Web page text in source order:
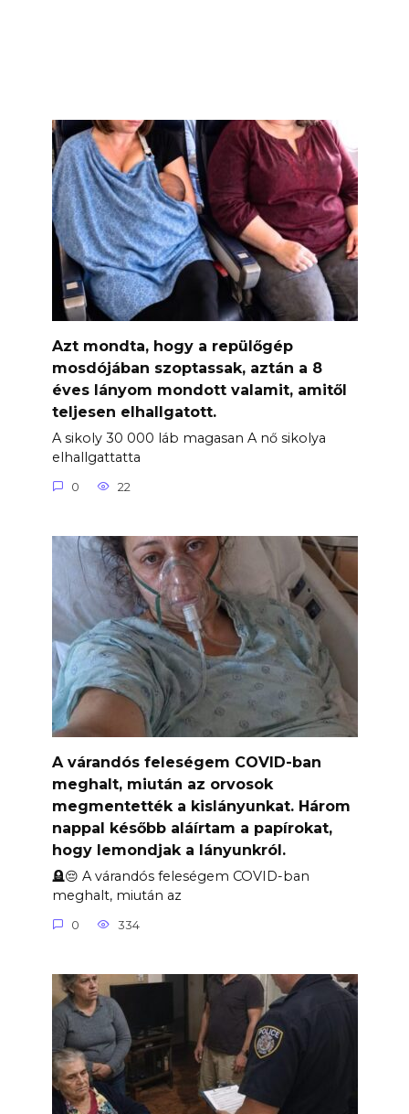
Azt mondta, hogy a repülőgép
mosdójában szoptassak, aztán a 8
éves lányom mondott valamit, amitől
teljesen elhallgatott.
A sikoly 30 000 láb magasan A nő sikolya
elhallgattatta
0 22
A várandós feleségem COVID-ban
meghalt, miután az orvosok
megmentették a kislányunkat. Három
nappal később aláírtam a papírokat,
hogy lemondjak a lányunkról.
🪦😔 A várandós feleségem COVID-ban
meghalt, miután az
0 334